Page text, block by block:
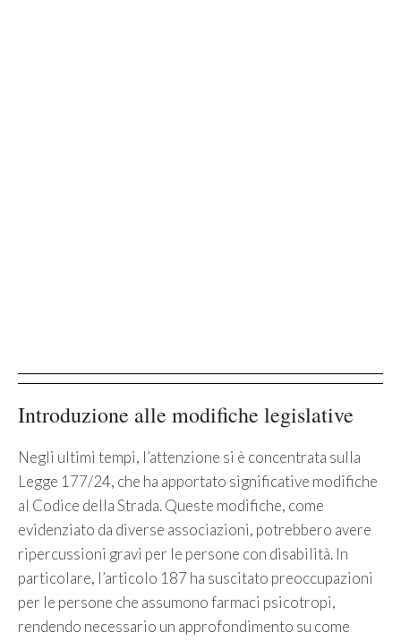
Introduzione alle modifiche legislative
Negli ultimi tempi, l’attenzione si è concentrata sulla
Legge 177/24, che ha apportato significative modifiche
al Codice della Strada. Queste modifiche, come
evidenziato da diverse associazioni, potrebbero avere
ripercussioni gravi per le persone con disabilità. In
particolare, l’articolo 187 ha suscitato preoccupazioni
per le persone che assumono farmaci psicotropi,
rendendo necessario un approfondimento su come